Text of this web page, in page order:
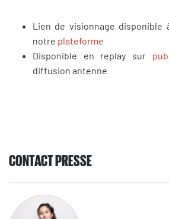
Lien de visionnage disponible
notre plateforme
Disponible en replay sur
diffusion antenne
CONTACT PRESSE